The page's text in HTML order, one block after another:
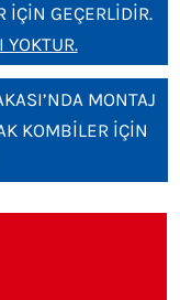
İÇİN GEÇERLİDİR.
MONTAJ
KOMBİLER İÇİN